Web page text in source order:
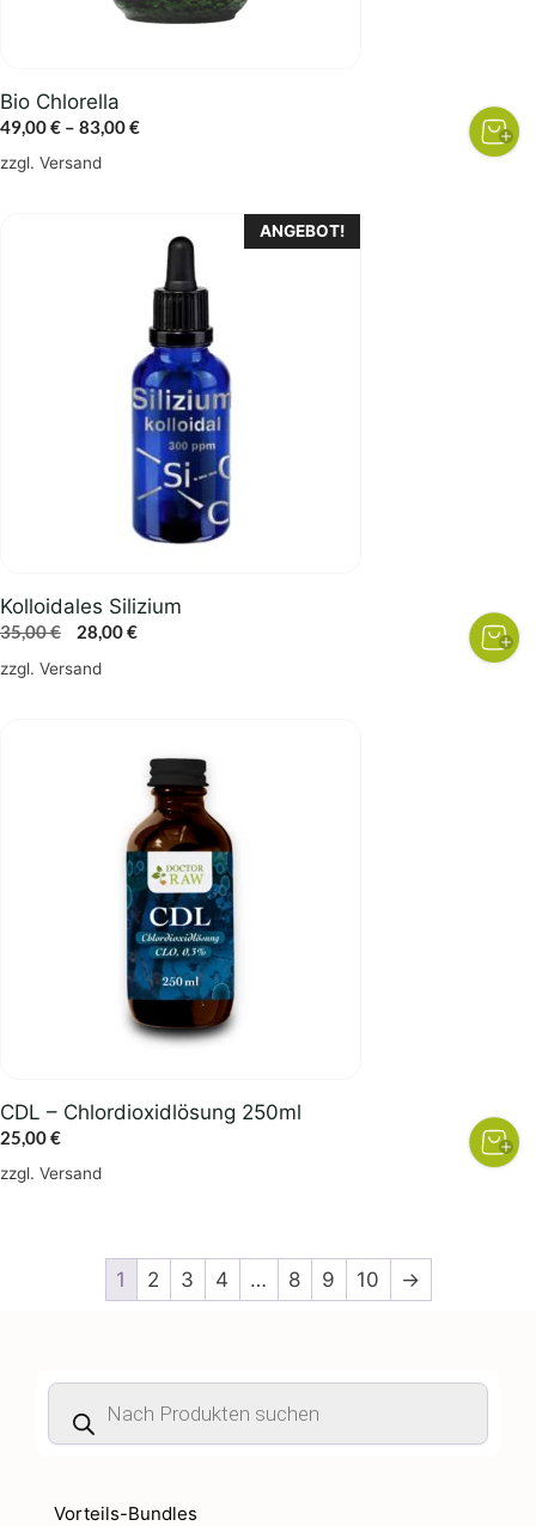
Bio Chlorella
49,00€ – 83,00€Preisspanne:
zzgl. Versand
werden
ANGEBOT!
Kolloidales Silizium
35,00€
Ursprünglicher
Preis
28,00€Aktueller
zzgl. Versand
CDL – Chlordioxidlösung 250ml
25,00€
zzgl. Versand
1 2 3 4 … 8 9 10 →
Products
search
Vorteils-Bundles